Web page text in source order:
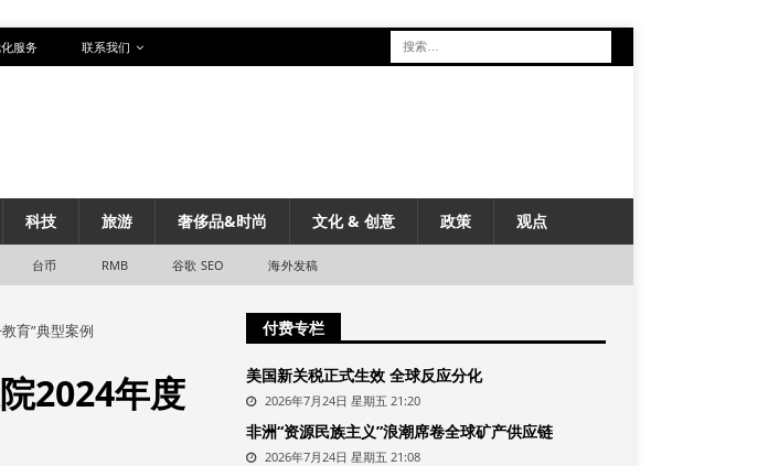
服务 联系我们
科技 旅游 奢侈品&时尚 文化 & 创意 政策 观点
台币 RMB 谷歌 SEO 海外发稿
育”典型案例
2024年度
付费专栏
美国新关税正式生效 全球反应分化
2026年7月24日 星期五 21:20
非洲“资源民族主义”浪潮席卷全球矿产供应链
2026年7月24日 星期五 21:08